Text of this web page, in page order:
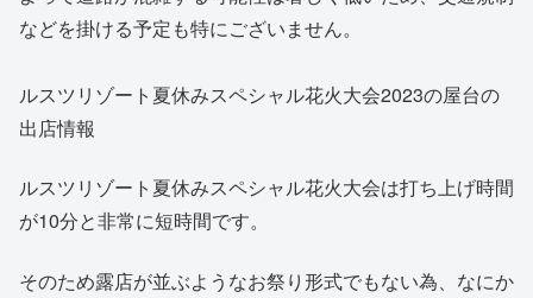
などを掛ける予定も特にございません。
ルスツリゾート夏休みスペシャル花火大会2023の屋台の
出店情報
ルスツリゾート夏休みスペシャル花火大会は打ち上げ時間
が10分と非常に短時間です。
そのため露店が並ぶようなお祭り形式でもない為、なにか